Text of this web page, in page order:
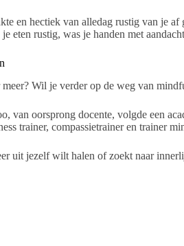
en hectiek van alledag rustig van je af
eten rustig, was je handen met
meer? Wil je verder op de weg van
van oorsprong docente, volgde een
trainer, compassietrainer en trainer
uit jezelf wilt halen of zoekt naar